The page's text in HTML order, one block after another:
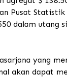
Pusat
dalam utang
yang
akan dapat